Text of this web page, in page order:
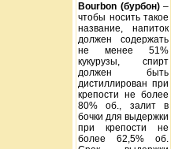
Bourbon (бурбон)–
чтобы носить такое
название, напиток
должен содержать
не менее 51%
кукурузы, спирт
должен быть
дистиллирован при
крепости не более
80% об., залит в
бочки для выдержки
при крепости не
более 62,5% об.